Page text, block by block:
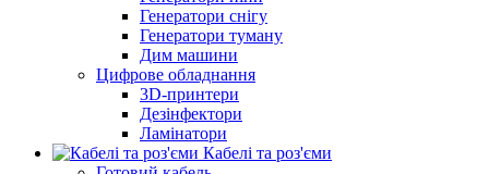
Генератори снігу
Генератори туману
Дим машини
Цифрове обладнання
3D-принтери
Дезінфектори
Ламінатори
Кабелі та роз'єми